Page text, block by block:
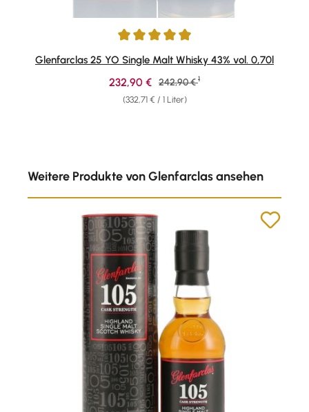
Durchschnittliche Bewertung von 4.93 von 5 Sternen
Glenfarclas 25 YO Single Malt Whisky 43% vol. 0,70l
(332,71 € / 1 Liter)
Verkaufspreis:
232,90 € Regulärer Preis:
242,90 € 1
Weitere Produkte von Glenfarclas ansehen